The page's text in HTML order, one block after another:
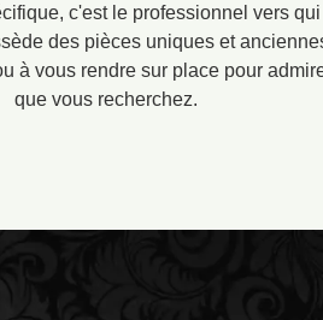
c'est le professionnel vers
des pièces uniques et
à vous rendre sur place pour
que vous recherchez.